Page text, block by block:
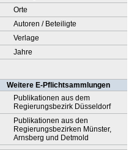
Orte
Autoren / Beteiligte
Verlage
Jahre
Weitere E-Pflichtsammlungen
Publikationen aus dem
Regierungsbezirk Düsseldorf
Publikationen aus den
Regierungsbezirken Münster,
Arnsberg und Detmold